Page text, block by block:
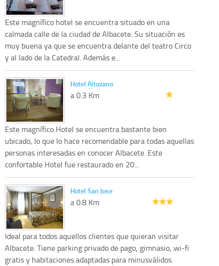
Este magnífico hotel se encuentra situado en una
calmada calle de la ciudad de Albacete. Su situación es
muy buena ya que se encuentra delante del teatro Circo
y al lado de la Catedral. Además e...
Hotel Altozano
a 0.3 Km
Este magnífico Hotel se encuentra bastante bien
ubicado, lo que lo hace recomendable para todas aquellas
personas interesadas en conocer Albacete. Este
confortable Hotel fue restaurado en 20...
Hotel San Jose
a 0.8 Km
Ideal para todos aquellos clientes que quieran visitar
Albacete. Tiene parking privado de pago, gimnasio, wi-fi
gratis y habitaciones adaptadas para minusválidos.